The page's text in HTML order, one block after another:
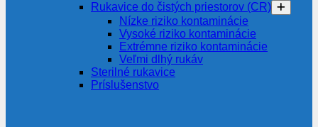
Rukavice do čistých priestorov (CR)
Nízke riziko kontaminácie
Vysoké riziko kontaminácie
Extrémne riziko kontaminácie
Veľmi dlhý rukáv
Sterilné rukavice
Príslušenstvo